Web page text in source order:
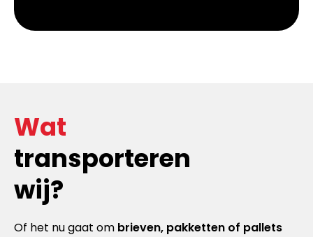
Wat
transporteren
wij?
Of het nu gaat om brieven, pakketten of pallets